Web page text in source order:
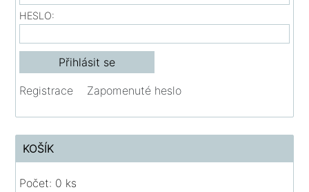
HESLO:
Registrace Zapomenuté heslo
KOŠÍK
Počet: 0 ks